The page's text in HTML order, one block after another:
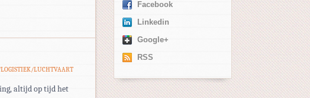
LUCHTVAART
altijd op tijd het
Facebook
Linkedin
Google+
RSS